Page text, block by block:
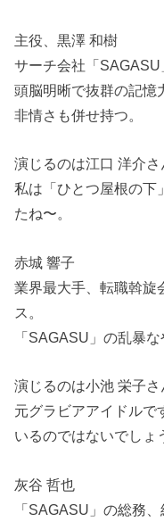
主役、黒澤 和樹
サーチ会社「SAGASU
頭脳明晰で抜群の記憶
非情さも併せ持つ。
演じるのは江口 洋介さ
私は「ひとつ屋根の下
たね〜。
赤城 響子
業界最大手、転職斡旋
ス。
「SAGASU」の乱暴
演じるのは小池 栄子さ
元グラビアアイドルで
いるのではないでしょ
灰谷 哲也
「SAGASU」の総務